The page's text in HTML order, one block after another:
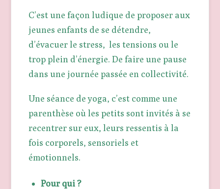
C’est une façon ludique de proposer aux
jeunes enfants de se détendre,
d’évacuer le stress, les tensions ou le
trop plein d’énergie. De faire une pause
dans une journée passée en collectivité.
Une séance de yoga, c’est comme une
parenthèse où les petits sont invités à se
recentrer sur eux, leurs ressentis à la
fois corporels, sensoriels et
émotionnels.
Pour qui ?